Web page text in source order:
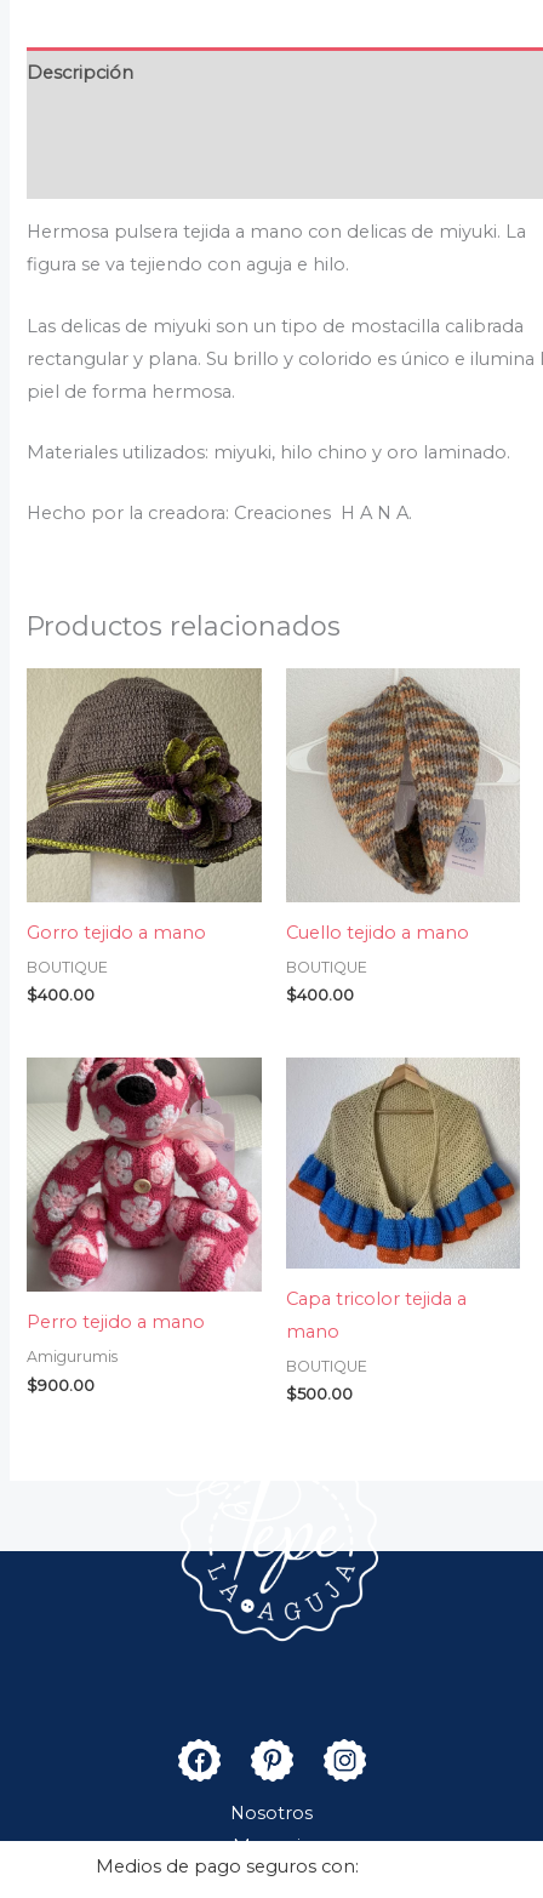
Descripción
Hermosa pulsera tejida a mano con delicas de miyuki. La
figura se va tejiendo con aguja e hilo.
Las delicas de miyuki son un tipo de mostacilla calibrada
rectangular y plana. Su brillo y colorido es único e ilumina
piel de forma hermosa.
Materiales utilizados: miyuki, hilo chino y oro laminado.
Hecho por la creadora: Creaciones H A N A.
Productos relacionados
Gorro tejido a mano
BOUTIQUE
$400.00
Cuello tejido a mano
BOUTIQUE
$400.00
Perro tejido a mano
Amigurumis
$900.00
Capa tricolor tejida a
mano
BOUTIQUE
$500.00
Nosotros
Merceria
Boutique
Medios de pago seguros con: